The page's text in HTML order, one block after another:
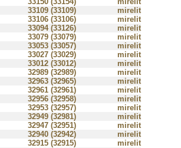
33109 (33109)
mirelit
33106 (33106)
mirelit
33094 (33126)
mirelit
33079 (33079)
mirelit
33053 (33057)
mirelit
33027 (33029)
mirelit
33012 (33012)
mirelit
32989 (32989)
mirelit
32963 (32965)
mirelit
32961 (32961)
mirelit
32956 (32958)
mirelit
32953 (32957)
mirelit
32949 (32981)
mirelit
32947 (32951)
mirelit
32940 (32942)
mirelit
32915 (32915)
mirelit